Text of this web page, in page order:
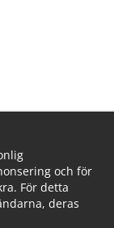
och för
För detta
deras